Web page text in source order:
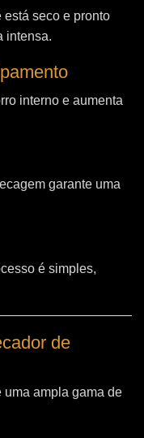
está seco e pronto
intensa.
interno e aumenta
garante uma
é simples,
de
uma ampla gama de